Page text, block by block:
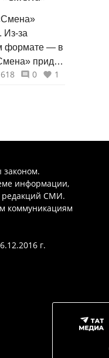
Из-за
формате — в
придет
0 1
информации,
редакций СМИ.
коммуникациям
г.